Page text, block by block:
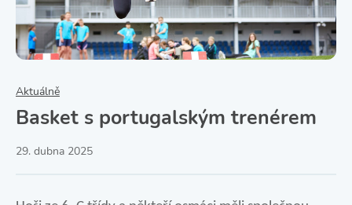
Aktuálně
Basket s portugalským trenérem
29. dubna 2025